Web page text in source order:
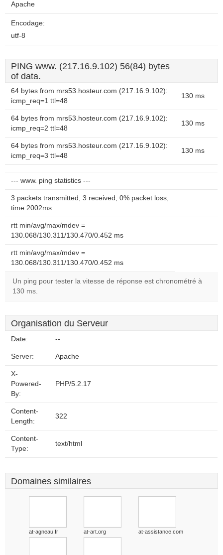
Apache
Encodage:
utf-8
PING www. (217.16.9.102) 56(84) bytes
of data.
64 bytes from mrs53.hosteur.com (217.16.9.102):
icmp_req=1 ttl=48
130 ms
64 bytes from mrs53.hosteur.com (217.16.9.102):
icmp_req=2 ttl=48
130 ms
64 bytes from mrs53.hosteur.com (217.16.9.102):
icmp_req=3 ttl=48
130 ms
--- www. ping statistics ---
3 packets transmitted, 3 received, 0% packet loss,
time 2002ms
rtt min/avg/max/mdev =
130.068/130.311/130.470/0.452 ms
rtt min/avg/max/mdev =
130.068/130.311/130.470/0.452 ms
Un ping pour tester la vitesse de réponse est chronométré à
130 ms.
Organisation du Serveur
Date: --
Server: Apache
X-
Powered-
By:
PHP/5.2.17
Content-
Length:
322
Content-
Type:
text/html
Domaines similaires
at-agneau.fr at-art.org at-assistance.com